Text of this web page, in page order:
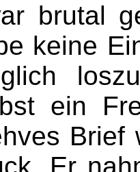
brutal
keine
ein
Brief